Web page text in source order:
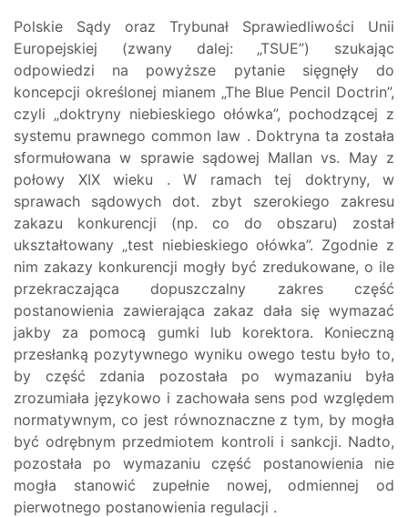
Polskie Sądy oraz Trybunał Sprawiedliwości Unii
Europejskiej (zwany dalej: „TSUE”) szukając
odpowiedzi na powyższe pytanie sięgnęły do
koncepcji określonej mianem „The Blue Pencil Doctrin”,
czyli „doktryny niebieskiego ołówka”, pochodzącej z
systemu prawnego common law . Doktryna ta została
sformułowana w sprawie sądowej Mallan vs. May z
połowy XIX wieku . W ramach tej doktryny, w
sprawach sądowych dot. zbyt szerokiego zakresu
zakazu konkurencji (np. co do obszaru) został
ukształtowany „test niebieskiego ołówka”. Zgodnie z
nim zakazy konkurencji mogły być zredukowane, o ile
przekraczająca dopuszczalny zakres część
postanowienia zawierająca zakaz dała się wymazać
jakby za pomocą gumki lub korektora. Konieczną
przesłanką pozytywnego wyniku owego testu było to,
by część zdania pozostała po wymazaniu była
zrozumiała językowo i zachowała sens pod względem
normatywnym, co jest równoznaczne z tym, by mogła
być odrębnym przedmiotem kontroli i sankcji. Nadto,
pozostała po wymazaniu część postanowienia nie
mogła stanowić zupełnie nowej, odmiennej od
pierwotnego postanowienia regulacji .